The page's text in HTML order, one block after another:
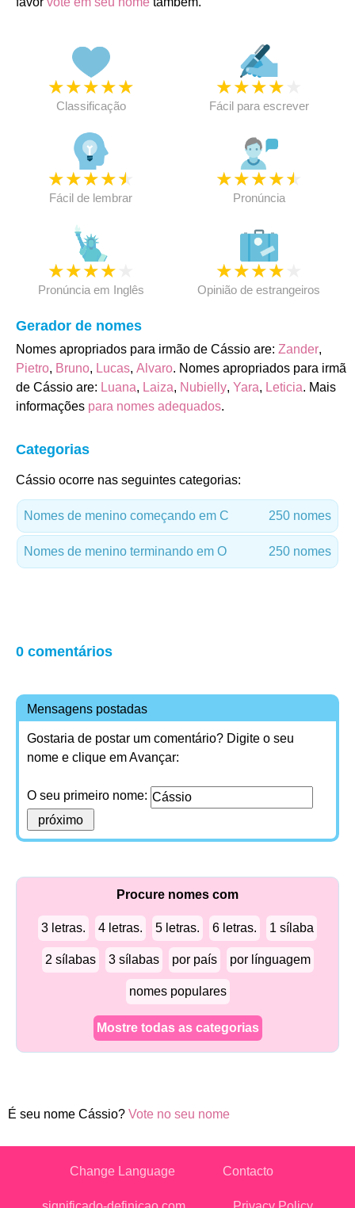
★★★★★
Classificação
★★★★
Fácil para escrever
★★★★★
Fácil de lembrar
★★★★★
Pronúncia
★★★★
Pronúncia em Inglês
★★★★
Opinião de estrangeiros
Gerador de nomes
Nomes apropriados para irmão de Cássio are: Zander,
Pietro, Bruno, Lucas, Alvaro. Nomes apropriados para irmã
de Cássio are: Luana, Laiza, Nubielly, Yara, Leticia. Mais
informações para nomes adequados.
Categorias
Cássio ocorre nas seguintes categorias:
Nomes de menino começando em C 250 nomes
Nomes de menino terminando em O 250 nomes
0 comentários
Mensagens postadas
Gostaria de postar um comentário? Digite o seu
nome e clique em Avançar:
O seu primeiro nome:
Procure nomes com
3 letras. 4 letras. 5 letras. 6 letras. 1 sílaba
2 sílabas 3 sílabas por país por línguagem
nomes populares
Mostre todas as categorias
É seu nome Cássio? Vote no seu nome
Change Language Contacto